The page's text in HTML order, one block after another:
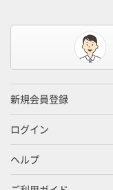
新規会員登録
ログイン
ヘルプ